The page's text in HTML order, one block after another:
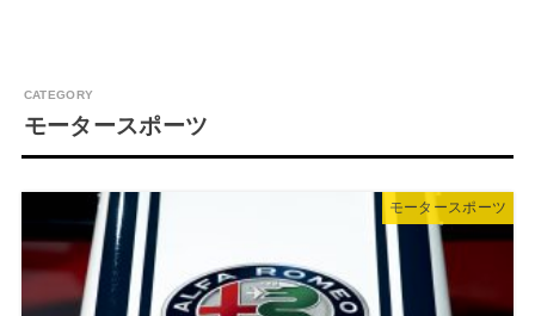
モータースポーツ
モータースポーツ